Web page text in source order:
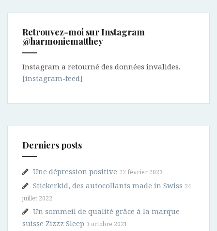
Retrouvez-moi sur Instagram
@harmoniematthey
Instagram a retourné des données invalides.
[instagram-feed]
Derniers posts
Une dépression positive 22 février 2023
Stickerkid, des autocollants made in Swiss 24
juillet 2022
Un sommeil de qualité grâce à la marque
suisse Zizzz Sleep 3 octobre 2021